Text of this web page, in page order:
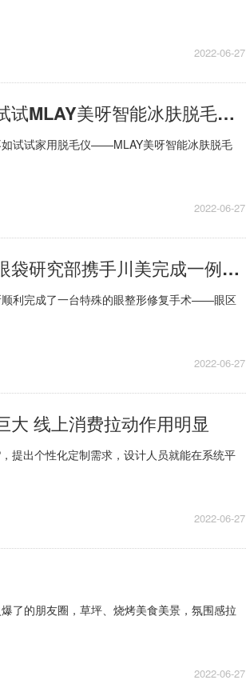
2022-06-27
去美容院脱毛太贵？不如试试MLAY美呀智能冰肤脱毛仪！
试试家用脱毛仪——MLAY美呀智能冰肤脱毛
2022-06-27
广东省医学美容学会眼区眼袋研究部携手川美完成一例“眼区畸形”修复
利完成了一台特殊的眼整形修复手术——眼区
2022-06-27
大 线上消费拉动作用明显
提出个性化定制需求，设计人员就能在系统平
2022-06-27
了的朋友圈，草坪、烧烤美食美景，氛围感拉
2022-06-27